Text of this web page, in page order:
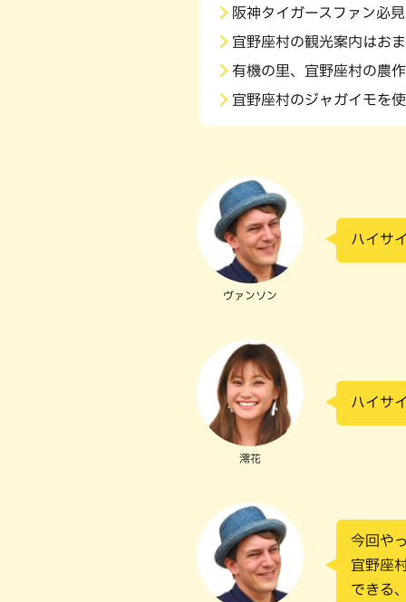
阪神タイガースファン必
宜野座村の観光案内はお
有機の里、宜野座村の農
宜野座村のジャガイモを
ヴァンソン
ハイサ
澪花
ハイサ
今回や
宜野座
できる